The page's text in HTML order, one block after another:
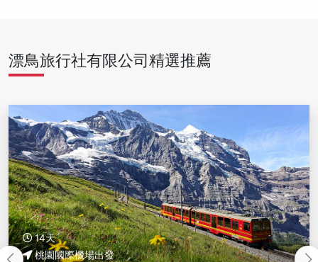
漂鳥旅行社有限公司精選推薦
14天
桃園國際機場出發